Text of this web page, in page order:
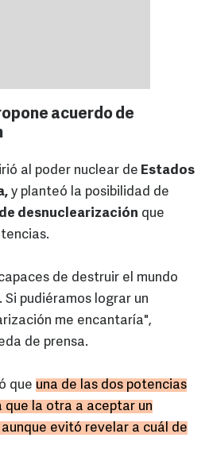
acuerdo de
al poder nuclear de Estados
y planteó la posibilidad de
desnuclearización que
de destruir el mundo
pudiéramos lograr un
me encantaría",
de prensa.
que una de las dos potencias
que la otra a aceptar un
evitó revelar a cuál de